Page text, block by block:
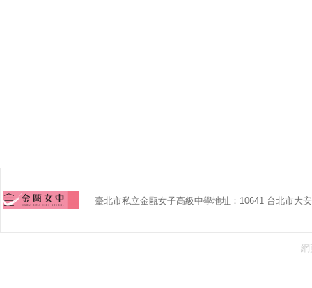
臺北市私立金甌女子高級中學地址：10641 台北市大
網